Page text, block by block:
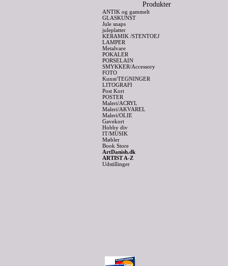
Produkter
ANTIK og gammelt
GLASKUNST
Jule snaps
juleplatter
KERAMIK /STENTOEJ
LAMPER
Metalvare
POKALER
PORSELAIN
SMYKKER/Accessory
FOTO
Kunst/TEGNINGER
LITOGRAFI
Post Kort
POSTER
Maleri/ACRYL
Maleri/AKVAREL
Maleri/OLIE
Gavekort
Hobby div
IT/MUSIK
Møbler
Book Store
ArtDanish.dk
ARTIST A-Z
Udstillinger